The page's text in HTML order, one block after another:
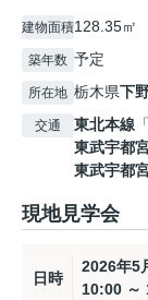
建物面積128.35㎡
築年数 予定
所在地 栃木県下
交通 東北本線 「
東武宇都
東武宇都
現地見学会
日時
2026年5
10:00 ～